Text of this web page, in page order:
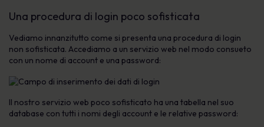
Una procedura di login poco sofisticata
Vediamo innanzitutto come si presenta una procedura di login
non sofisticata. Accediamo a un servizio web nel modo consueto
con un nome di account e una password:
Il nostro servizio web poco sofisticato ha una tabella nel suo
database con tutti i nomi degli account e le relative password: